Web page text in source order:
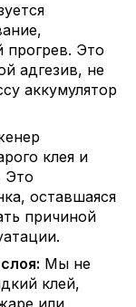
Это
адгезив, не
аккумулятор
клея и
Это
оставшаяся
причиной
Мы не
клей,
или